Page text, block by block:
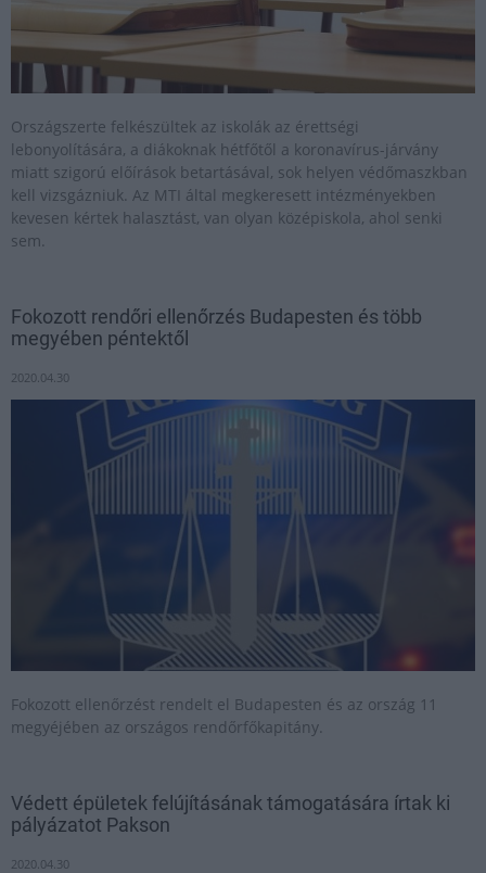
Országszerte felkészültek az iskolák az érettségi
lebonyolítására, a diákoknak hétfőtől a koronavírus-járvány
miatt szigorú előírások betartásával, sok helyen védőmaszkban
kell vizsgázniuk. Az MTI által megkeresett intézményekben
kevesen kértek halasztást, van olyan középiskola, ahol senki
sem.
Fokozott rendőri ellenőrzés Budapesten és több
megyében péntektől
2020.04.30
Fokozott ellenőrzést rendelt el Budapesten és az ország 11
megyéjében az országos rendőrfőkapitány.
Védett épületek felújításának támogatására írtak ki
pályázatot Pakson
2020.04.30